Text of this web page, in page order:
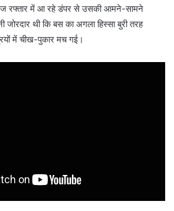
रफ्तार में आ रहे डंपर से उसकी आमने-सामने
थी कि बस का अगला हिस्सा बुरी तरह
में चीख-पुकार मच गई।